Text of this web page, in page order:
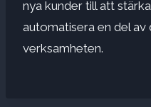
nya kunder till att
automatisera en del av
verksamheten.